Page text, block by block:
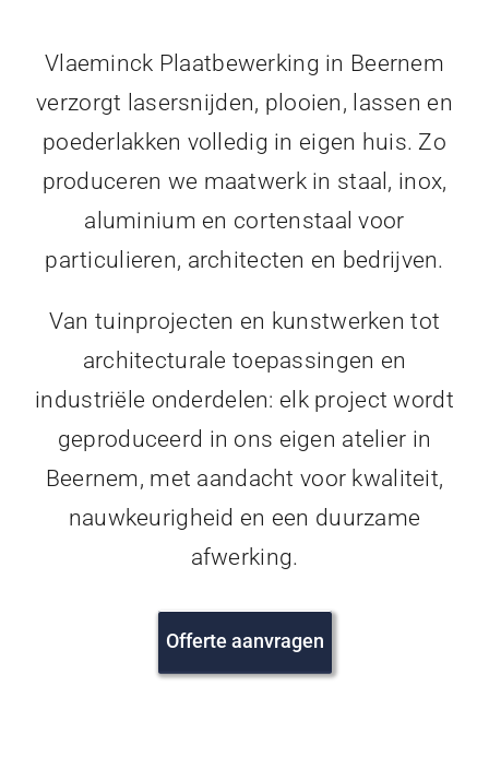
Vlaeminck Plaatbewerking in Beernem
verzorgt lasersnijden, plooien, lassen en
poederlakken volledig in eigen huis. Zo
produceren we maatwerk in staal, inox,
aluminium en cortenstaal voor
particulieren, architecten en bedrijven.
Van tuinprojecten en kunstwerken tot
architecturale toepassingen en
industriële onderdelen: elk project wordt
geproduceerd in ons eigen atelier in
Beernem, met aandacht voor kwaliteit,
nauwkeurigheid en een duurzame
afwerking.
Offerte aanvragen